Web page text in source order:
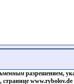
разрешением,
странице www.rybolov.de